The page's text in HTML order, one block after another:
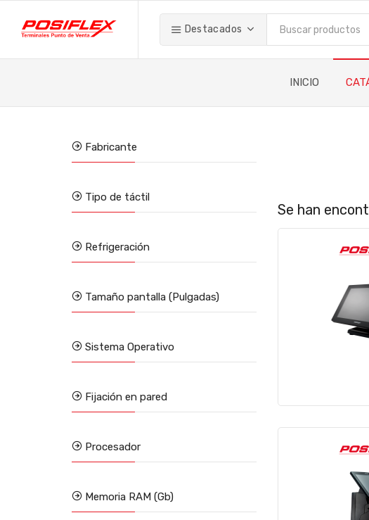
Destacados
INICIO
Fabricante
Tipo de táctil
Refrigeración
Tamaño pantalla (Pulgadas)
Sistema Operativo
Fijación en pared
Procesador
Memoria RAM (Gb)
Se han